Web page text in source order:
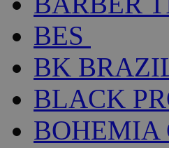
BES
BK
BLACK
BOHEMIA